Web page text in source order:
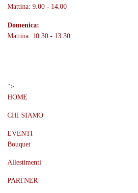
Mattina: 9.00 - 14.00
Domenica:
Mattina: 10.30 - 13.30
">
HOME
CHI SIAMO
EVENTI
Bouquet
Allestimenti
PARTNER